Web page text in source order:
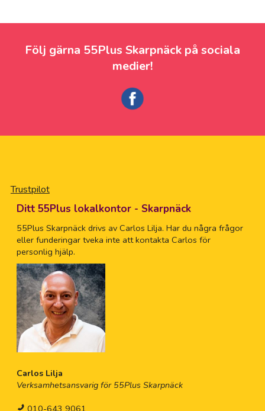
Följ gärna 55Plus Skarpnäck på sociala
medier!
Trustpilot
Ditt 55Plus lokalkontor - Skarpnäck
55Plus Skarpnäck drivs av Carlos Lilja. Har du några frågor
eller funderingar tveka inte att kontakta Carlos för
personlig hjälp.
Carlos Lilja
Verksamhetsansvarig för 55Plus Skarpnäck
010-643 9061